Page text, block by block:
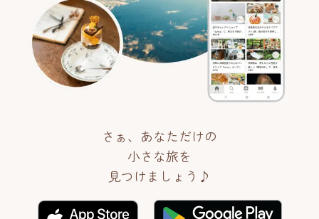
さぁ、あなただけの
小さな旅を
見つけましょう♪